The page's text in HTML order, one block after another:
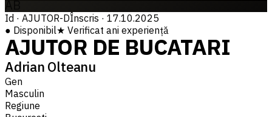
Id · AJUTOR-DÎnscris · 17.10.2025
● Disponibil★ Verificat ani experiență
AJUTOR DE BUCATARI
Adrian Olteanu
Gen
Masculin
Regiune